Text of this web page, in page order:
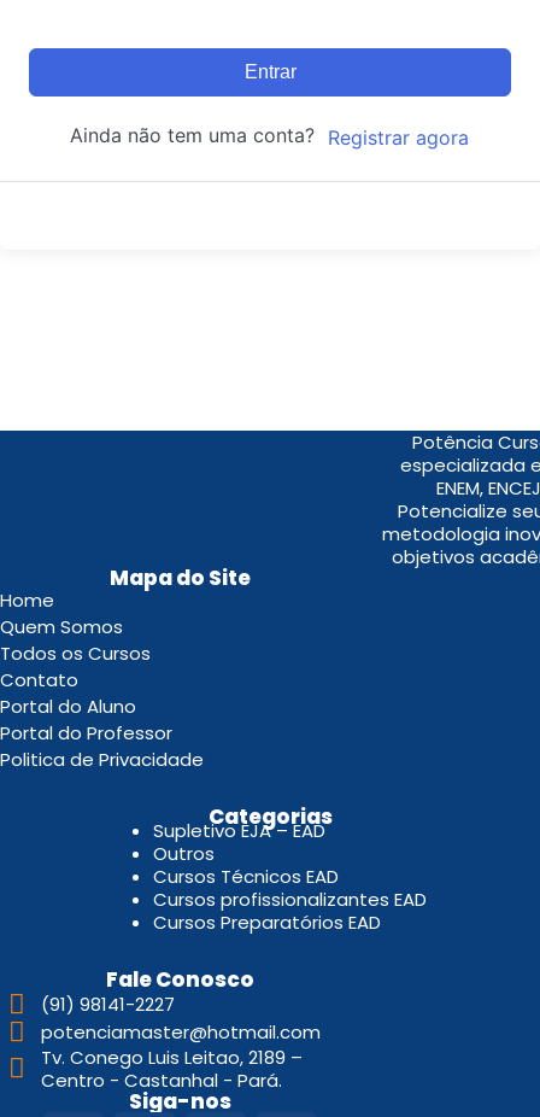
Entrar
Ainda não tem uma conta? Registrar agora
Potência
especializada
ENEM,
Potencialize
metodologia
objetivos
Mapa do Site
Home
Quem Somos
Todos os Cursos
Contato
Portal do Aluno
Portal do Professor
Politica de Privacidade
Categorias
Supletivo EJA – EAD
Outros
Cursos Técnicos EAD
Cursos profissionalizantes EAD
Cursos Preparatórios EAD
Fale Conosco
(91) 98141-2227
potenciamaster@hotmail.com
Tv. Conego Luis Leitao, 2189 –
Centro - Castanhal - Pará.
Siga-nos